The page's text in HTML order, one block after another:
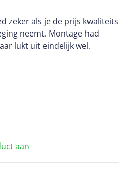
zeker als je de prijs kwaliteits
neemt. Montage had
lukt uit eindelijk wel.
afzuigkap zoekt voor een
raden.
aan